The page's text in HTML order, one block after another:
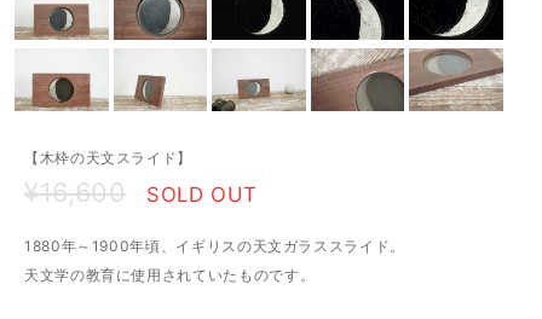
【木枠の天文スライド】
¥16,600 SOLD OUT
1880年～1900年頃、イギリスの天文ガラススライド。
天文学の教育に使用されていたものです。